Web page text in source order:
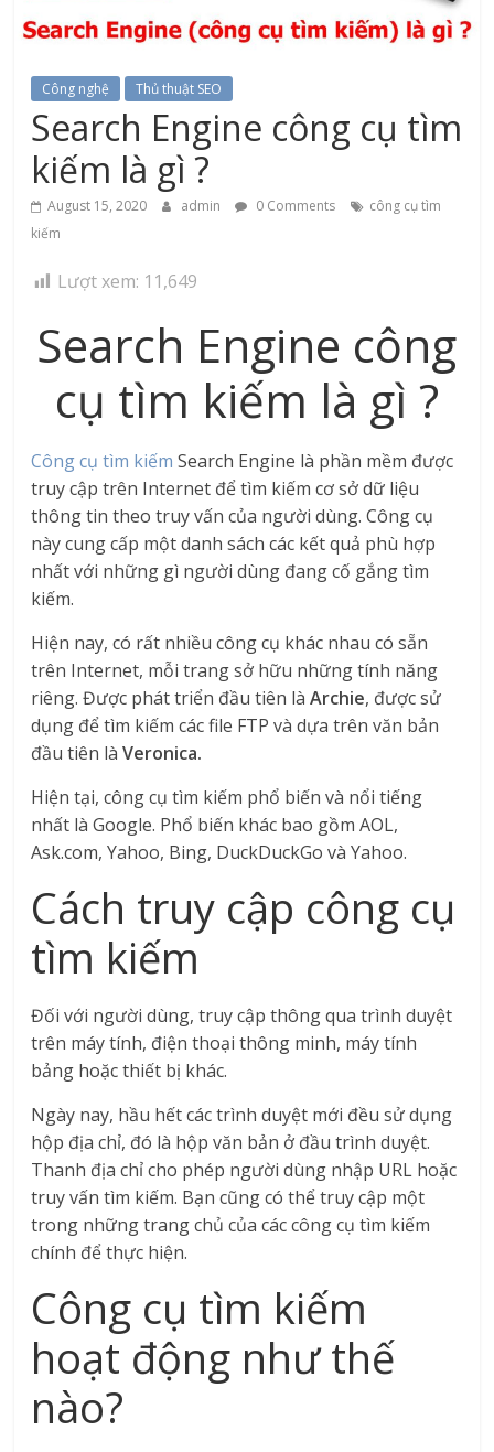
Công nghệ Thủ thuật SEO
Search Engine công cụ tìm
kiếm là gì ?
August 15, 2020 admin 0 Comments
công cụ tìm
kiếm
Lượt xem: 11,649
Search Engine công
cụ tìm kiếm là gì ?
Công cụ tìm kiếm Search Engine là phần mềm được
truy cập trên Internet để tìm kiếm cơ sở dữ liệu
thông tin theo truy vấn của người dùng. Công cụ
này cung cấp một danh sách các kết quả phù hợp
nhất với những gì người dùng đang cố gắng tìm
kiếm.
Hiện nay, có rất nhiều công cụ khác nhau có sẵn
trên Internet, mỗi trang sở hữu những tính năng
riêng. Được phát triển đầu tiên làArchie, được sử
dụng để tìm kiếm các file FTP và dựa trên văn bản
đầu tiên làVeronica.
Hiện tại, công cụ tìm kiếm phổ biến và nổi tiếng
nhất là Google. Phổ biến khác bao gồm AOL,
Ask.com, Yahoo, Bing, DuckDuckGo và Yahoo.
Cách truy cập công cụ
tìm kiếm
Đối với người dùng, truy cập thông qua trình duyệt
trên máy tính, điện thoại thông minh, máy tính
bảng hoặc thiết bị khác.
Ngày nay, hầu hết các trình duyệt mới đều sử dụng
hộp địa chỉ, đó là hộp văn bản ở đầu trình duyệt.
Thanh địa chỉ cho phép người dùng nhập URL hoặc
truy vấn tìm kiếm. Bạn cũng có thể truy cập một
trong những trang chủ của các công cụ tìm kiếm
chính để thực hiện.
Công cụ tìm kiếm
hoạt động như thế
nào?